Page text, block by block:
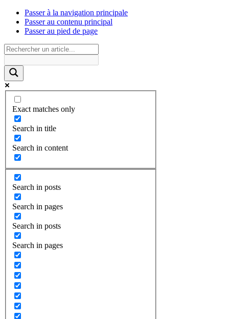
Passer à la navigation principale
Passer au contenu principal
Passer au pied de page
Exact matches only
Search in title
Search in content
Search in posts
Search in pages
Search in posts
Search in pages